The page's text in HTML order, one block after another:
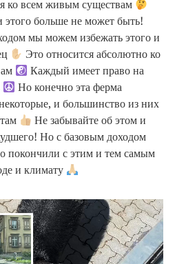
ко всем живым существам
этого больше не может быть!
мы можем избежать этого и
Это относится абсолютно ко
Каждый имеет право на
Но конечно эта ферма
и большинство из них
Не забывайте об этом и
Но с базовым доходом
покончили с этим и тем самым
и климату